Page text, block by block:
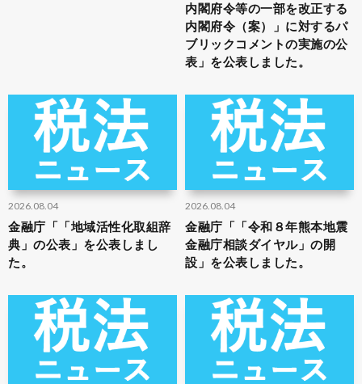
内閣府令等の一部を改正する
内閣府令（案）」に対するパ
ブリックコメントの実施の公
表」を公表しました。
2026.08.04
金融庁「「地域活性化取組辞
典」の公表」を公表しまし
た。
2026.08.04
金融庁「「令和８年熊本地震
金融庁相談ダイヤル」の開
設」を公表しました。